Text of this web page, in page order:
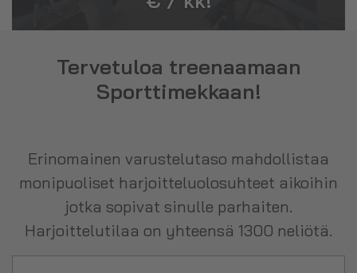
Tervetuloa treenaamaan
Sporttimekkaan!
Erinomainen varustelutaso mahdollistaa
monipuoliset harjoitteluolosuhteet aikoihin
jotka sopivat sinulle parhaiten.
Harjoittelutilaa on yhteensä 1300 neliötä.